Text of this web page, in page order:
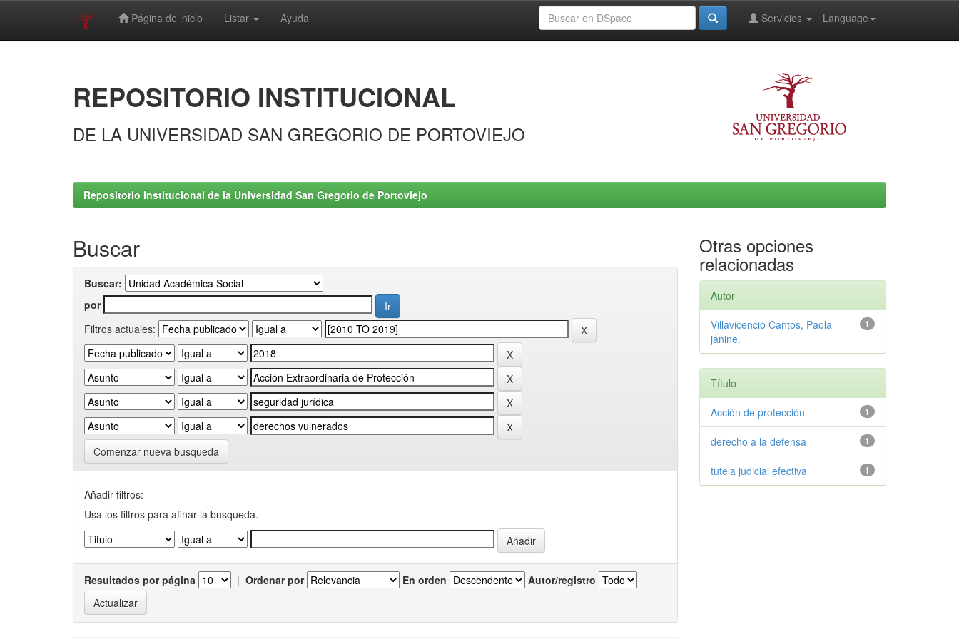
Página de inicio Listar Ayuda Language
Servicios
REPOSITORIO INSTITUCIONAL
DE LA UNIVERSIDAD SAN GREGORIO DE PORTOVIEJO
Repositorio Institucional de la Universidad San Gregorio de Portoviejo
Buscar
Buscar:
por
Filtros actuales:
Comenzar nueva busqueda
Añadir filtros:
Usa los filtros para afinar la busqueda.
Resultados por página | Ordenar por En orden Autor/registro
Otras opciones
relacionadas
Autor
1
Villavicencio Cantos, Paola
janine.
Título
1
Acción de protección
1
derecho a la defensa
1
tutela judicial efectiva